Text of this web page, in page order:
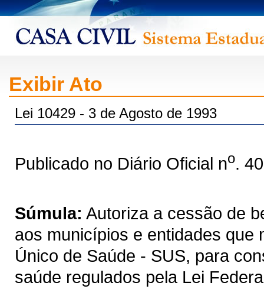
Exibir Ato
Lei 10429 - 3 de Agosto de 1993
Publicado no Diário Oficial no.
Súmula: Autoriza a cessão de
aos municípios e entidades que
Único de Saúde - SUS, para
saúde regulados pela Lei